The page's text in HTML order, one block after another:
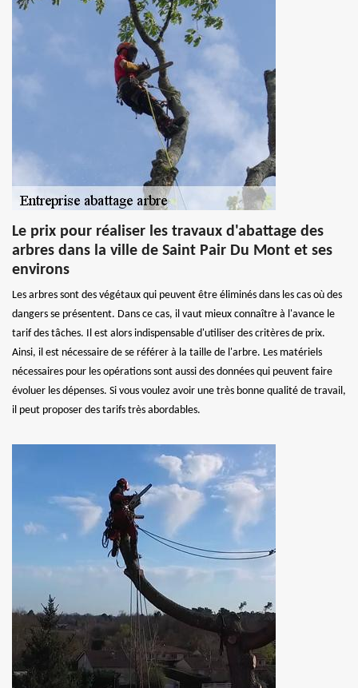
Le prix pour réaliser les travaux d'abattage des
arbres dans la ville de Saint Pair Du Mont et ses
environs
Les arbres sont des végétaux qui peuvent être éliminés dans les cas où des
dangers se présentent. Dans ce cas, il vaut mieux connaître à l'avance le
tarif des tâches. Il est alors indispensable d'utiliser des critères de prix.
Ainsi, il est nécessaire de se référer à la taille de l'arbre. Les matériels
nécessaires pour les opérations sont aussi des données qui peuvent faire
évoluer les dépenses. Si vous voulez avoir une très bonne qualité de travail,
il peut proposer des tarifs très abordables.